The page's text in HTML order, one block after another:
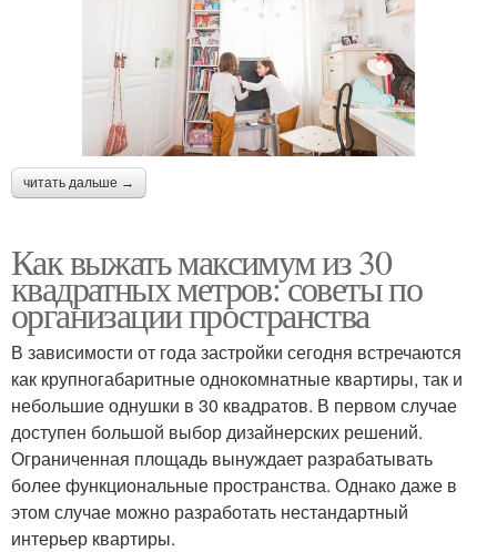
читать дальше →
Как выжать максимум из 30
квадратных метров: советы по
организации пространства
В зависимости от года застройки сегодня встречаются
как крупногабаритные однокомнатные квартиры, так и
небольшие однушки в 30 квадратов. В первом случае
доступен большой выбор дизайнерских решений.
Ограниченная площадь вынуждает разрабатывать
более функциональные пространства. Однако даже в
этом случае можно разработать нестандартный
интерьер квартиры.